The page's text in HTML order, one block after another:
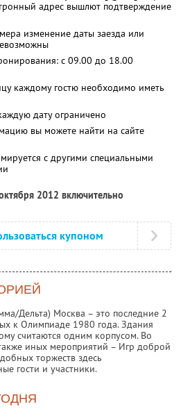
адрес вышлют подтверждение
изменение даты заезда или
с 09.00 до 18.00
каждому гостю необходимо иметь
дату ограничено
вы можете найти на сайте
с другими специальными
2012 включительно
купоном
Дельта) Москва – это последние 2
к Олимпиаде 1980 года. Здания
считаются одним корпусом. Во
иных мероприятий – Игр доброй
торжеств здесь
гости и участники.